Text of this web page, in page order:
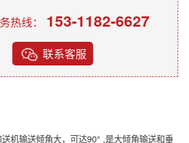
热线： 153-1182-6627
联系客服
机输送倾角大，可达90° ,是大倾角输送和垂